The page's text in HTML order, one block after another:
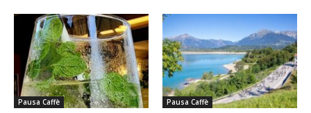
Pausa Caffè Pausa Caffè